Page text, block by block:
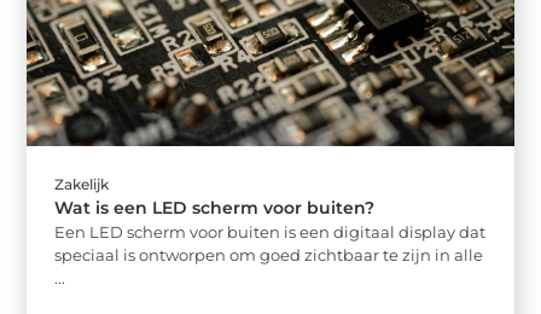
Zakelijk
Wat is een LED scherm voor buiten?
Een LED scherm voor buiten is een digitaal display dat
speciaal is ontworpen om goed zichtbaar te zijn in alle
...